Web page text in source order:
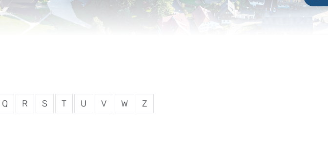
Q R S T U V W Z